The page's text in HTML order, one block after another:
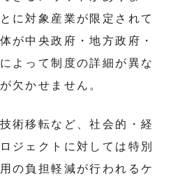
に対象産業が限定されて
が中央政府・地方政府・
よって制度の詳細が異な
欠かせません。
術移転など、社会的・経
ジェクトに対しては特別
の負担軽減が行われるケ